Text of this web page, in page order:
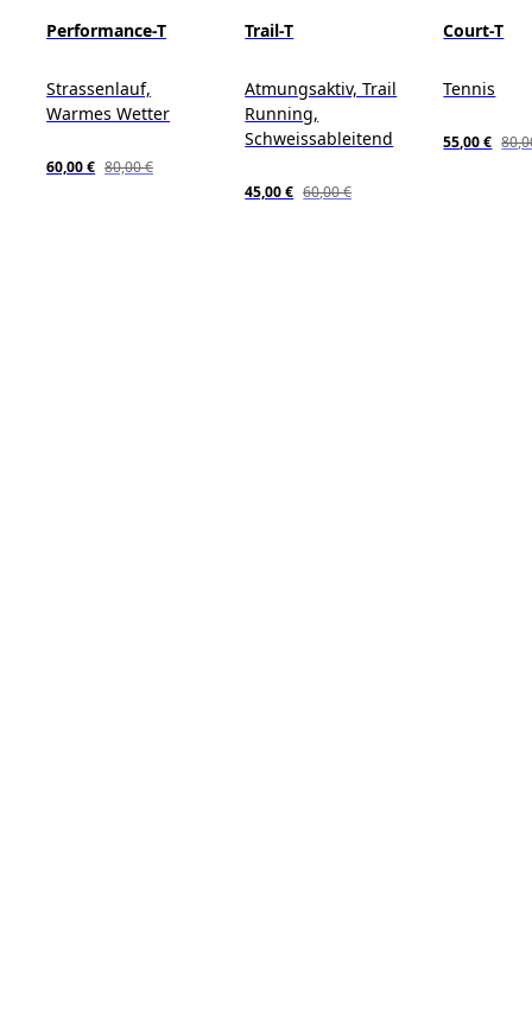
Performance-T
Strassenlauf,
Warmes Wetter
60,00 € 80,00 €
Trail-T
Atmungsaktiv, Trail
Running,
Schweissableitend
45,00 € 60,00 €
Court-T
Tennis
55,00 €